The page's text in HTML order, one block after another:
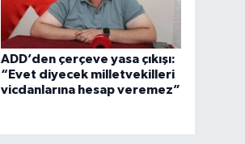
ADD’den çerçeve yasa çıkışı:
“Evet diyecek milletvekilleri
vicdanlarına hesap veremez”